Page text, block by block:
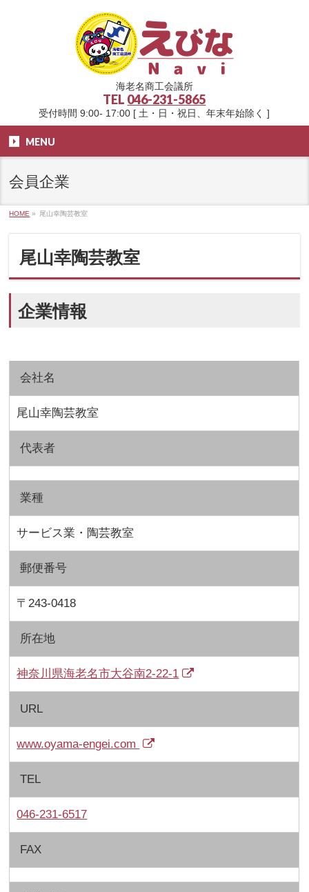
海老名商工会議所
TEL 046-231-5865
受付時間 9:00- 17:00 [ 土・日・祝日、年末年始除く ]
MENU
会員企業
HOME » 尾山幸陶芸教室
尾山幸陶芸教室
企業情報
会社名
尾山幸陶芸教室
代表者
業種
サービス業・陶芸教室
郵便番号
〒243-0418
所在地
神奈川県海老名市大谷南2-22-1
URL
www.oyama-engei.com
TEL
046-231-6517
FAX